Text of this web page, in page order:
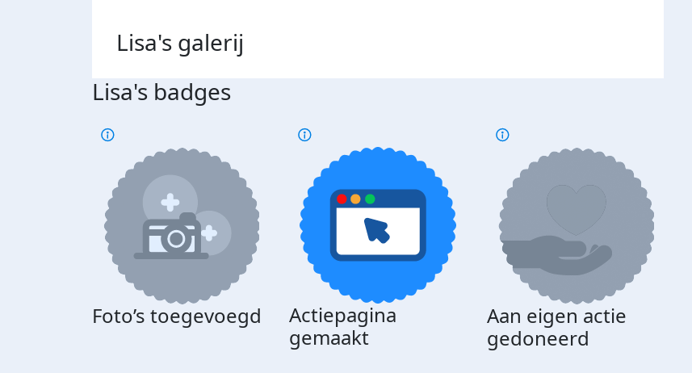
Lisa's galerij
Lisa's badges
Foto’s toegevoegd
Actiepagina
gemaakt
Aan eigen actie
gedoneerd